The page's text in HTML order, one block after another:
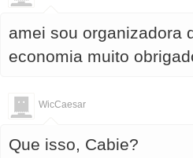
amei sou organizadora
economia muito
WicCaesar
Que isso, Cabie?